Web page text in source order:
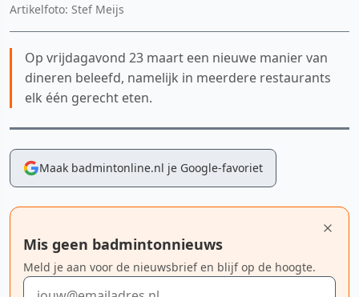
Artikelfoto: Stef Meijs
Op vrijdagavond 23 maart een nieuwe manier van
dineren beleefd, namelijk in meerdere restaurants
elk één gerecht eten.
Maak badmintonline.nl je Google-favoriet
Mis geen badmintonnieuws
Meld je aan voor de nieuwsbrief en blijf op de hoogte.
E-mailadres